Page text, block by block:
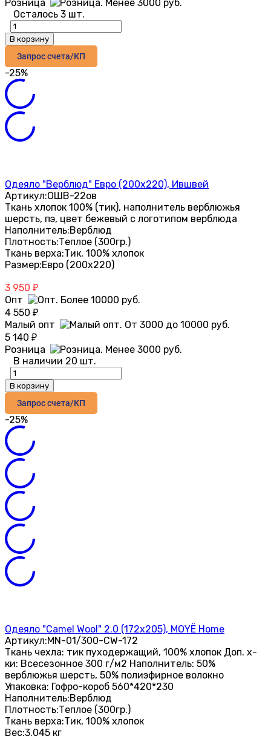
Розница
Осталось 3 шт.
В корзину
Запрос счета/КП
-25%
Одеяло "Верблюд" Евро (200х220), Ившвей
Артикул:ОШВ-22ов
Ткань хлопок 100% (тик), наполнитель верблюжья
шерсть, пэ, цвет бежевый с логотипом верблюда
Наполнитель:Верблюд
Плотность:Теплое (300гр.)
Ткань верха:Тик, 100% хлопок
Размер:Евро (200х220)
3 950 ₽
Опт
4 550 ₽
Малый опт
5 140 ₽
Розница
В наличии 20 шт.
В корзину
Запрос счета/КП
-25%
Одеяло "Camel Wool" 2.0 (172х205), MOYЁ Home
Артикул:MN-01/300-CW-172
Ткань чехла: тик пуходержащий, 100% хлопок Доп. х-
ки: Всесезонное 300 г/м2 Наполнитель: 50%
верблюжья шерсть, 50% полиэфирное волокно
Упаковка: Гофро-короб 560*420*230
Наполнитель:Верблюд
Плотность:Теплое (300гр.)
Ткань верха:Тик, 100% хлопок
Вес:3.045 кг